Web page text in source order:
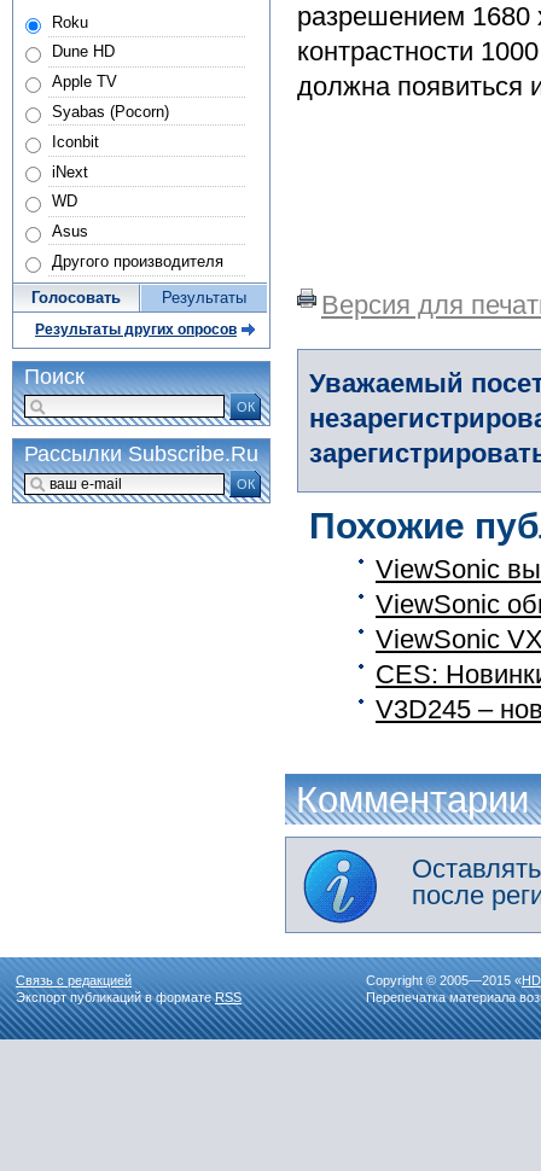
разрешением 1680
контрастности
должна появиться
Версия для
Уважаемый
Похожие
ViewSonic
ViewSonic
ViewSonic
CES:
V3D245 –
Комментарии
после
Roku
Dune HD
Apple TV
Syabas (Pocorn)
Iconbit
iNext
WD
Asus
Другого производителя
Голосовать Результаты
Результаты других опросов
Поиск
ОК
Рассылки Subscribe.Ru
ОК
Связь с редакцией
Экспорт публикаций в форматеRSS
Copyright © 2005—2015 «
Перепечатка материала